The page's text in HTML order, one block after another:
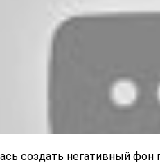
создать негативный